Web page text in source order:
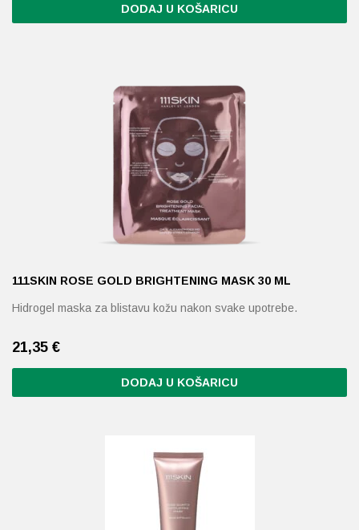
DODAJ U KOŠARICU
111SKIN ROSE GOLD BRIGHTENING MASK 30 ML
Hidrogel maska ​​za blistavu kožu nakon svake upotrebe.
21,35 €
DODAJ U KOŠARICU